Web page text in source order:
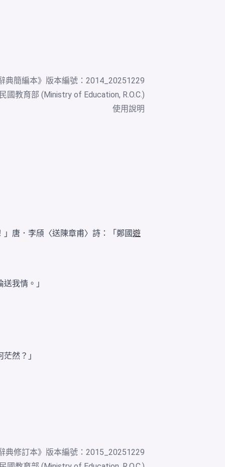
典簡編本》版本編號：2014_20251229
國教育部 (Ministry of Education, R.O.C.)
使用說明
」唐．李頎〈送陳章甫〉詩：「鄭國遊
我情。」
然？」
典修訂本》版本編號：2015_20251229